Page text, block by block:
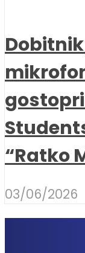
“Ratko
03/06/2026